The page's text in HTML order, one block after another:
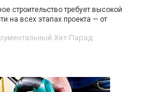
строительство требует высокой
на всех этапах проекта — от
Хит-Парад